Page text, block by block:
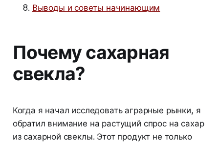
Выводы и советы начинающим
Почему сахарная
свекла?
Когда я начал исследовать аграрные рынки, я
обратил внимание на растущий спрос на сахар
из сахарной свеклы. Этот продукт не только